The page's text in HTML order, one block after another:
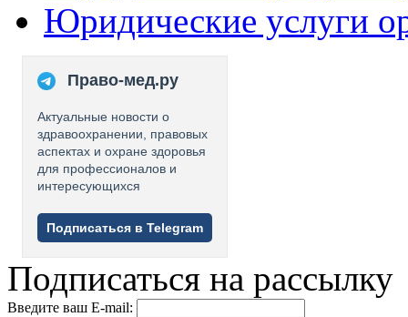
Юридические услуги
Право-мед.ру
Актуальные новости о
здравоохранении, правовых
аспектах и охране здоровья
для профессионалов и
интересующихся
Подписаться в Telegram
Подписаться на рассылку
Введите ваш E-mail: